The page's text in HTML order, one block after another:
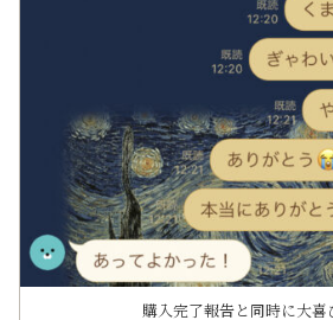
購入完了報告と同時に大喜